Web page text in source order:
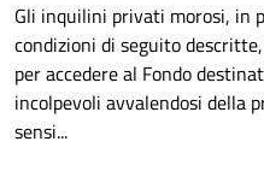
Gli inquilini privati morosi, in
condizioni di seguito
per accedere al Fondo
incolpevoli avvalendosi della
sensi...